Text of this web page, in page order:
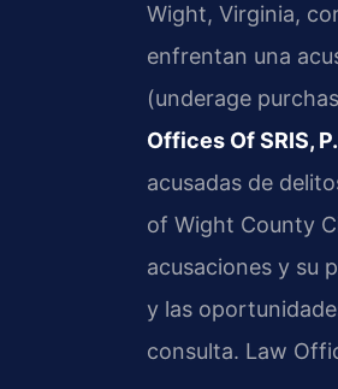
Wight, Virginia,
enfrentan una
(underage
Offices Of SRIS,
acusadas de
of Wight County
acusaciones y su
y las
consulta. Law